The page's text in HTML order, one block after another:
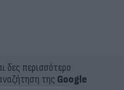
δες περισσότερο
της Google